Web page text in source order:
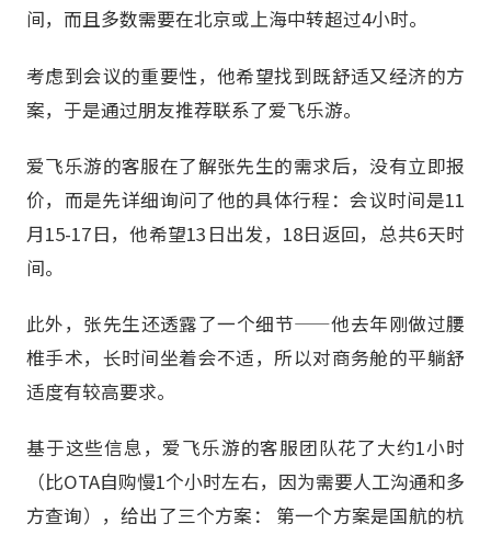
间，而且多数需要在北京或上海中转超过4小时。
考虑到会议的重要性，他希望找到既舒适又经济的方
案，于是通过朋友推荐联系了爱飞乐游。
爱飞乐游的客服在了解张先生的需求后，没有立即报
价，而是先详细询问了他的具体行程：会议时间是11
月15-17日，他希望13日出发，18日返回，总共6天时
间。
此外，张先生还透露了一个细节——他去年刚做过腰
椎手术，长时间坐着会不适，所以对商务舱的平躺舒
适度有较高要求。
基于这些信息，爱飞乐游的客服团队花了大约1小时
（比OTA自购慢1个小时左右，因为需要人工沟通和多
方查询），给出了三个方案： 第一个方案是国航的杭